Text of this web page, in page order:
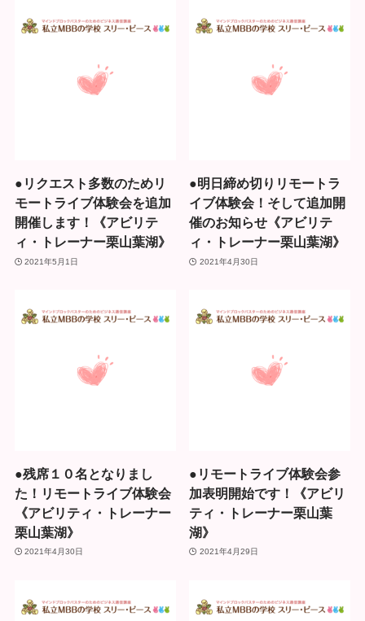
●リクエスト多数のためリ
モートライブ体験会を追加
開催します！《アビリテ
ィ・トレーナー栗山葉湖》
2021年5月1日
●明日締め切りリモートラ
イブ体験会！そして追加開
催のお知らせ《アビリテ
ィ・トレーナー栗山葉湖》
2021年4月30日
●残席１０名となりまし
た！リモートライブ体験会
《アビリティ・トレーナー
栗山葉湖》
2021年4月30日
●リモートライブ体験会参
加表明開始です！《アビリ
ティ・トレーナー栗山葉
湖》
2021年4月29日